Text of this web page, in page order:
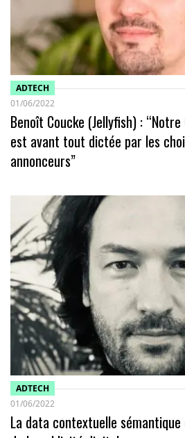
ADTECH
01/06/2022
Benoît Coucke (Jellyfish) :
est avant tout dictée par les
annonceurs”
ADTECH
01/06/2022
La data contextuelle